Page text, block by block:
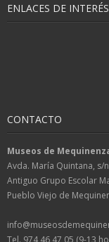
ENLACES DE INTERÉS
CONTACTO
Museos de
Avda. María Quintana, s/n
Antiguo Grupo Escolar
Pueblo Viejo de
Tel. 974 46 47 05 (9-13